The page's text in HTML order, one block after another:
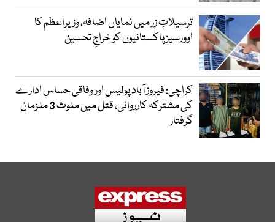
ترسیلاتِ زر میں نمایاں اضافہ، وزیراعظم کا
اوورسیز پاکستانیوں کو خراجِ تحسین
کراچی: فیروز آباد پولیس اور وفاقی حساس ادارے
کی مشترکہ کارروائی، قتل میں ملوث 3 ملزمان
گرفتار